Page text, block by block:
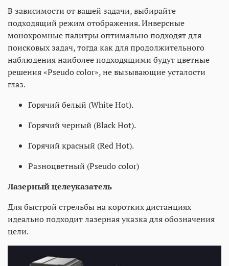
В зависимости от вашей задачи, выбирайте
подходящий режим отображения. Инверсные
монохромные палитры оптимально подходят для
поисковых задач, тогда как для продолжительного
наблюдения наиболее подходящими будут цветные
решения «Pseudo color», не вызывающие усталости
глаз.
Горячий белый (White Hot).
Горячий черный (Black Hot).
Горячий красный (Red Hot).
Разноцветный (Pseudo color)
Лазерный целеуказатель
Для быстрой стрельбы на коротких дистанциях
идеально подходит лазерная указка для обозначения
цели.